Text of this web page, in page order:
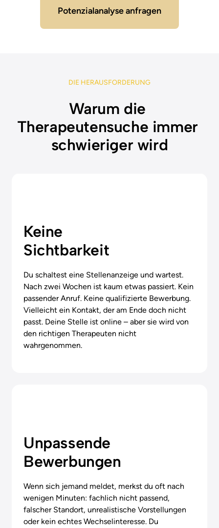
Potenzialanalyse anfragen
DIE HERAUSFORDERUNG
Warum die
Therapeutensuche immer
schwieriger wird
Keine
Sichtbarkeit
Du schaltest eine Stellenanzeige und wartest.
Nach zwei Wochen ist kaum etwas passiert. Kein
passender Anruf. Keine qualifizierte Bewerbung.
Vielleicht ein Kontakt, der am Ende doch nicht
passt. Deine Stelle ist online – aber sie wird von
den richtigen Therapeuten nicht
wahrgenommen.
Unpassende
Bewerbungen
Wenn sich jemand meldet, merkst du oft nach
wenigen Minuten: fachlich nicht passend,
falscher Standort, unrealistische Vorstellungen
oder kein echtes Wechselinteresse. Du